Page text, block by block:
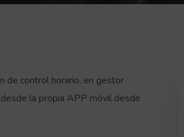
de control horario, en gestor
la propia APP móvil desde